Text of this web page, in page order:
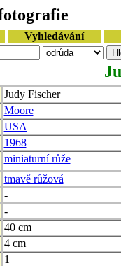
Vyhledávání
Judy Fischer
Moore
USA
1968
miniaturní růže
tmavě růžová
-
-
40 cm
4 cm
1